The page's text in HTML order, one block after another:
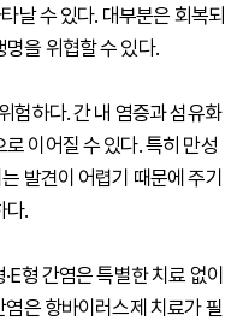
날 수 있다. 대부분은 회복되
을 위협할 수 있다.
험하다. 간 내 염증과 섬유화
이어질 수 있다. 특히 만성
발견이 어렵기 때문에 주기
다.
형 간염은 특별한 치료 없이
은 항바이러스제 치료가 필